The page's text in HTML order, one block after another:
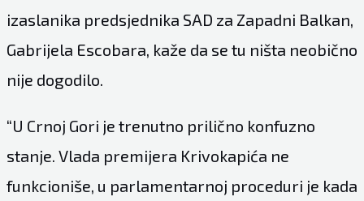
izaslanika predsjednika SAD za Zapadni Balkan,
Gabrijela Escobara, kaže da se tu ništa neobično
nije dogodilo.
“U Crnoj Gori je trenutno prilično konfuzno
stanje. Vlada premijera Krivokapića ne
funkcioniše, u parlamentarnoj proceduri je kada